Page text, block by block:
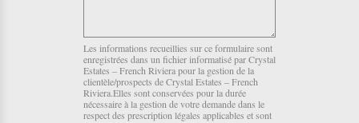
Les informations recueillies sur ce formulaire sont
enregistrées dans un fichier informatisé par Crystal
Estates – French Riviera pour la gestion de la
clientèle/prospects de Crystal Estates – French
Riviera.Elles sont conservées pour la durée
nécessaire à la gestion de votre demande dans le
respect des prescription légales applicables et sont